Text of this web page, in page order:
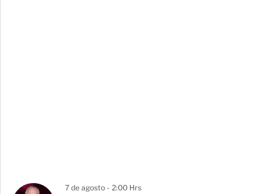
7 de agosto - 2:00 Hrs